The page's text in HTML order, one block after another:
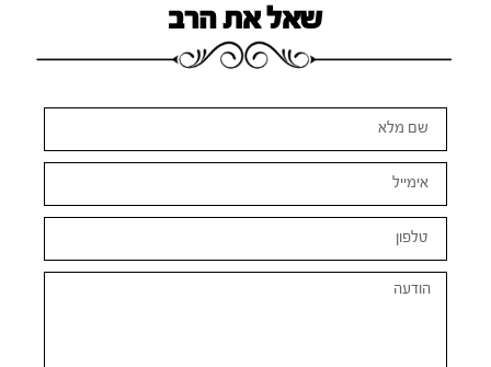
שאל את הרב